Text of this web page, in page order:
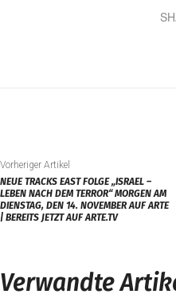
Vorheriger Artikel
NEUE TRACKS EAST FOLGE „ISRAEL –
LEBEN NACH DEM TERROR“ MORGEN AM
DIENSTAG, DEN 14. NOVEMBER AUF ARTE
| BEREITS JETZT AUF ARTE.TV
Verwandte